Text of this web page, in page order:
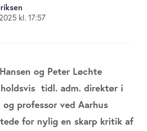
kl. 17:57
og Peter Løchte
tidl. adm. direktør i
og professor ved Aarhus
for nylig en skarp kritik af